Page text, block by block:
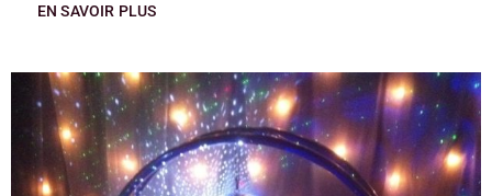
EN SAVOIR PLUS